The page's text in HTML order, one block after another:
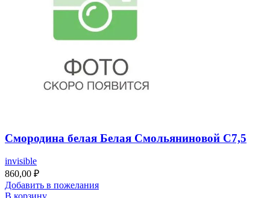
Смородина белая Белая Смольяниновой С7,5
invisible
860,00 ₽
Добавить в пожелания